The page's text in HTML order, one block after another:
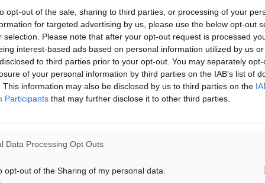
opt-out of the sale, sharing to third parties, or processing of your
for targeted advertising by us, please use the below opt-out
selection. Please note that after your opt-out request is processed
interest-based ads based on personal information utilized by us
to third parties prior to your opt-out. You may separately
of your personal information by third parties on the IAB’s list of
This information may also be disclosed by us to third parties on the
Participants that may further disclose it to other third parties.
Data Processing Opt Outs
opt-out of the Sharing of my personal data.
ως προς τη
Οι ...
«Υπάρχουν περιοχές στην
...
16.12.15, 18:55